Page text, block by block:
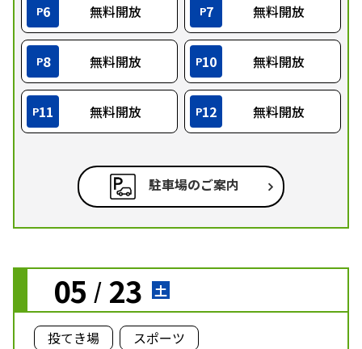
P6 無料開放 P7 無料開放
P8 無料開放 P10 無料開放
P11 無料開放 P12 無料開放
駐車場のご案内
05 / 23 土
投てき場 スポーツ